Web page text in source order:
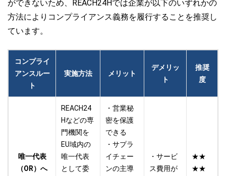
ができないため、REACH24Hでは企業が以下のいずれかの
方法によりコンプライアンス義務を履行することを推奨し
ています。
コンプライ
アンスルー
ト
実施方法 メリット
デメリッ
ト
推奨
度
唯一代表
（OR）へ
REACH24
Hなどの専
門機関を
EU域内の
唯一代表
として委
・営業秘
密を保護
できる
・サプラ
イチェー
ンの主導
・サービ
ス費用が
★★
★★